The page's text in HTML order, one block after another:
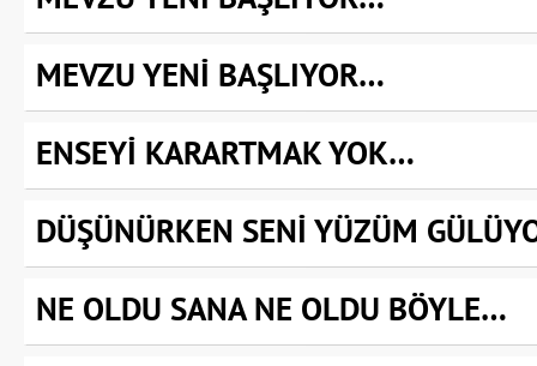
MEVZU YENİ BAŞLIYOR…
ENSEYİ KARARTMAK YOK…
DÜŞÜNÜRKEN SENİ YÜZÜM
NE OLDU SANA NE OLDU BÖYLE…